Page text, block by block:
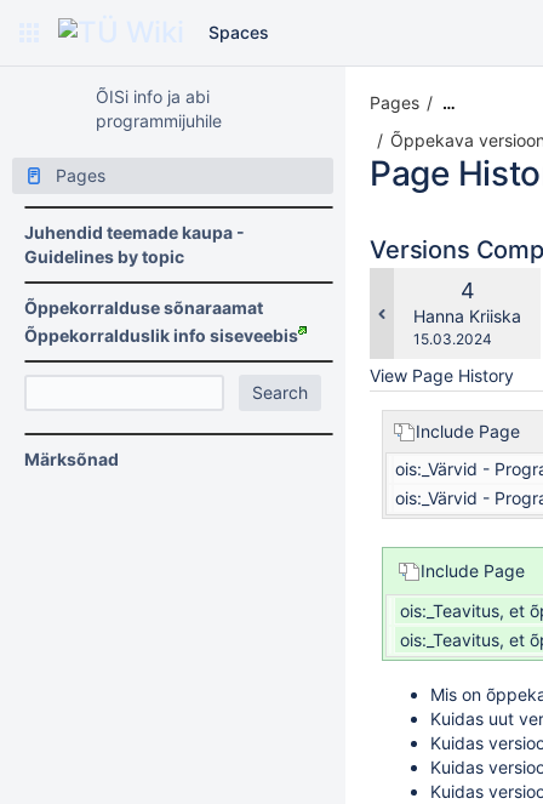
Spaces
ÕISi info ja abi
programmijuhile
Pages
Juhendid teemade kaupa -
Guidelines by topic
Õppekorralduse sõnaraamat
Õppekorralduslik info siseveebis
Märksõnad
Pages …
Õppekava
Page
Versions
Old
Version
4
Hanna Kriiska
Saved
15.03.2024
View Page History
Include Page
ois:_Värvid -
ois:_Värvid -
Include Page
ois:_Teavitus, et
ois:_Teavitus, et
Mis on
Kuidas uut
Kuidas
Kuidas
Kuidas